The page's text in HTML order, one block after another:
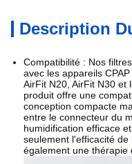
Description
Compatibilité : Nos
avec les appareils
AirFit N20, AirFit N30 et
produit offre une
conception compacte
entre le connecteur du
humidification efficace
seulement l'efficacité de
également une thérapie